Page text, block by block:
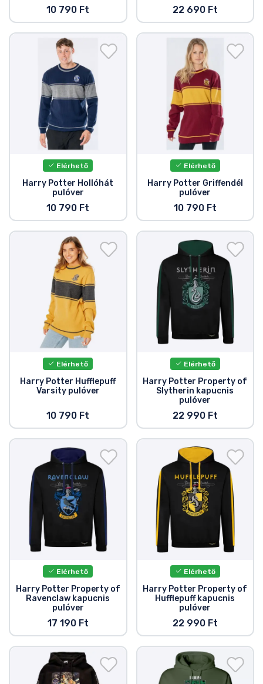
10 790 Ft 22 690 Ft
Elérhető
Harry Potter Hollóhát
pulóver
10 790 Ft
Elérhető
Harry Potter Griffendél
pulóver
10 790 Ft
Elérhető
Harry Potter Hufflepuff
Varsity pulóver
10 790 Ft
Elérhető
Harry Potter Property of
Slytherin kapucnis
pulóver
22 990 Ft
Elérhető
Harry Potter Property of
Ravenclaw kapucnis
pulóver
17 190 Ft
Elérhető
Harry Potter Property of
Hufflepuff kapucnis
pulóver
22 990 Ft